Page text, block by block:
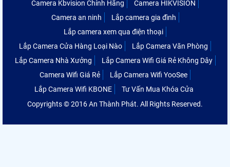
Camera Kbvision Chính Hãng
Camera HIKVISION
Camera an ninh
Lắp camera gia đình
Lắp camera xem qua điện thoại
Lắp Camera Cửa Hàng Loại Nào
Lắp Camera Văn Phòng
Lắp Camera Nhà Xưởng
Lắp Camera Wifi Giá Rẻ Không Dây
Camera Wifi Giá Rẻ
Lắp Camera Wifi YooSee
Lắp Camera Wifi KBONE
Tư Vấn Mua Khóa Cửa
Copyrights © 2016 An Thành Phát. All Rights Reserved.